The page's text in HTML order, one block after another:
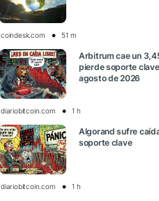
coindesk.com 51 m
Arbitrum cae un
pierde soporte
agosto de 2026
diariobitcoin.com 1 h
Algorand sufre
soporte clave
diariobitcoin.com 1 h